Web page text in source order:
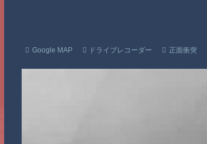
Google MAP ドライブレコーダー 正面衝突